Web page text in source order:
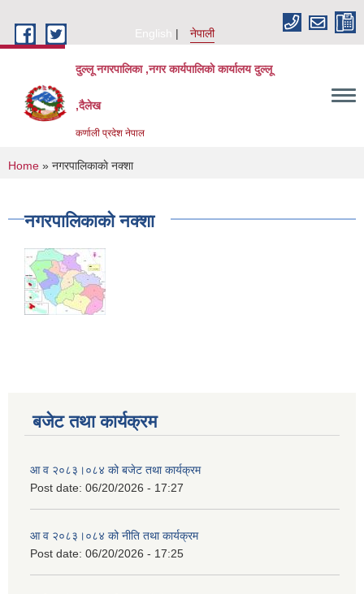
English
नेपाली
दुल्लू नगरपालिका ,नगर कार्यपालिकाे कार्यालय दुल्लू
,दैलेख
कर्णाली प्रदेश नेपाल
You are here
Home » नगरपालिकाकाे नक्शा
नगरपालिकाकाे नक्शा
बजेट तथा कार्यक्रम
आ व २०८३।०८४ को बजेट तथा कार्यक्रम
Post date: 06/20/2026 - 17:27
आ व २०८३।०८४ को नीति तथा कार्यक्रम
Post date: 06/20/2026 - 17:25